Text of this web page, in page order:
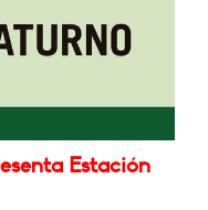
Estación